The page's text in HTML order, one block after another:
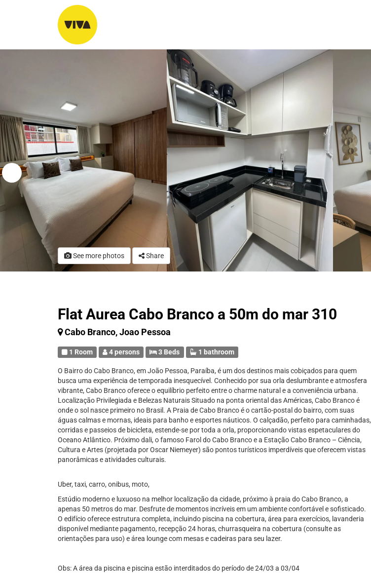
See more photos Share
Flat Aurea Cabo Branco a 50m do mar 310
Cabo Branco, Joao Pessoa
1 Room 4 persons 3 Beds 1 bathroom
O Bairro do Cabo Branco, em João Pessoa, Paraíba, é um dos destinos mais cobiçados para quem
busca uma experiência de temporada inesquecível. Conhecido por sua orla deslumbrante e atmosfera
vibrante, Cabo Branco oferece o equilíbrio perfeito entre o charme natural e a conveniência urbana.
Localização Privilegiada e Belezas Naturais Situado na ponta oriental das Américas, Cabo Branco é
onde o sol nasce primeiro no Brasil. A Praia de Cabo Branco é o cartão-postal do bairro, com suas
águas calmas e mornas, ideais para banho e esportes náuticos. O calçadão, perfeito para caminhadas,
corridas e passeios de bicicleta, estende-se por toda a orla, proporcionando vistas espetaculares do
Oceano Atlântico. Próximo dali, o famoso Farol do Cabo Branco e a Estação Cabo Branco – Ciência,
Cultura e Artes (projetada por Oscar Niemeyer) são pontos turísticos imperdíveis que oferecem vistas
panorâmicas e atividades culturais.
Uber, taxi, carro, onibus, moto,
Estúdio moderno e luxuoso na melhor localização da cidade, próximo à praia do Cabo Branco, a
apenas 50 metros do mar. Desfrute de momentos incríveis em um ambiente confortável e sofisticado.
O edifício oferece estrutura completa, incluindo piscina na cobertura, área para exercícios, lavanderia
disponível mediante pagamento, recepção 24 horas, churrasqueira na cobertura (consulte as
orientações para uso) e área lounge com mesas e cadeiras para seu lazer.
Obs: A área da piscina e piscina estão interditados do período de 24/03 a 03/04